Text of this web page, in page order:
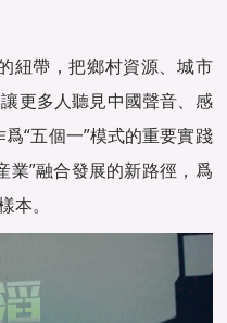
紐帶，把鄉村資源、城市
更多人聽見中國聲音、感
“五個一”模式的重要實踐
業”融合發展的新路徑，爲
本。